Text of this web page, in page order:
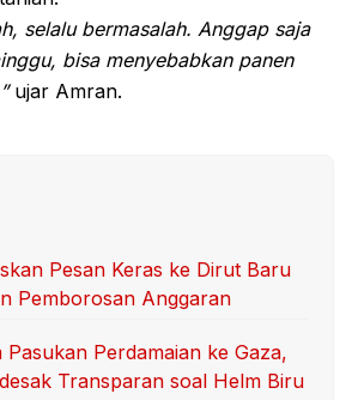
selalu bermasalah. Anggap saja
bisa menyebabkan panen
ujar Amran.
Pesan Keras ke Dirut Baru
Pemborosan Anggaran
Pasukan Perdamaian ke Gaza,
Transparan soal Helm Biru